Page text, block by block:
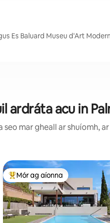
Es Baluard Museu d'Art
ardráta acu in
mar gheall ar shuíomh,
An-mhór ag aíonna
Mór ag aíonna